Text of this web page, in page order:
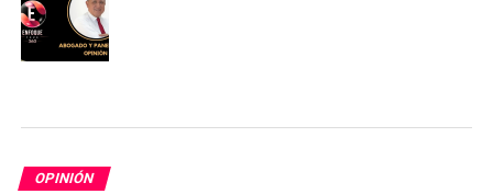
OPINIÓN